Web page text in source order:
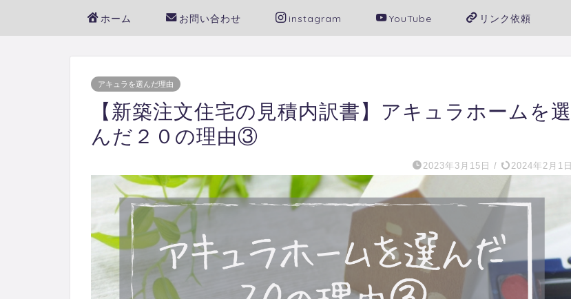
ホーム お問い合わせ instagram YouTube リンク依頼
アキュラを選んだ理由
【新築注文住宅の見積内訳書】アキュラホームを選
んだ２０の理由③
2023年3月15日 / 2024年2月1日